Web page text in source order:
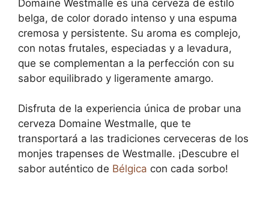
Domaine Westmalle es una cerveza de estilo
belga, de color dorado intenso y una espuma
cremosa y persistente. Su aroma es complejo,
con notas frutales, especiadas y a levadura,
que se complementan a la perfección con su
sabor equilibrado y ligeramente amargo.
Disfruta de la experiencia única de probar una
cerveza Domaine Westmalle, que te
transportará a las tradiciones cerveceras de los
monjes trapenses de Westmalle. ¡Descubre el
sabor auténtico de Bélgica con cada sorbo!